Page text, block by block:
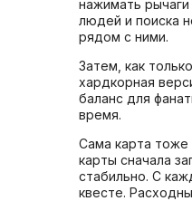
нажимать
людей и поиска
рядом с ними.
Затем, как
хардкорная
баланс для
время.
Сама карта тоже
карты сначала
стабильно. С
квесте.